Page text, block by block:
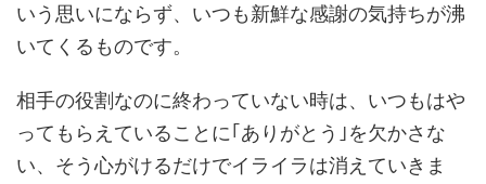
いう思いにならず、いつも新鮮な感謝の気持ちが沸
いてくるものです。
相手の役割なのに終わっていない時は、いつもはや
ってもらえていることに｢ありがとう｣を欠かさな
い、そう心がけるだけでイライラは消えていきま